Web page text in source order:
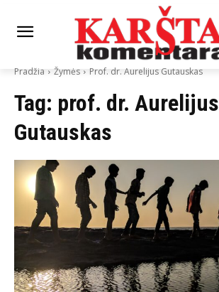
Pradžia Žymės Prof. dr. Aurelijus Gutauskas
Tag: prof. dr. Aurelijus
Gutauskas